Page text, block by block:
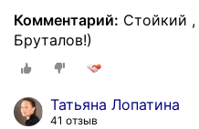
Комментарий: Стойкий
Бруталов!)
Татьяна Лопатина
41 отзыв